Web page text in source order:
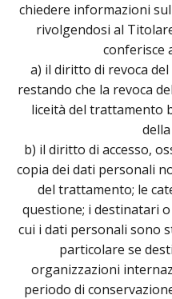
chiedere informazioni
rivolgendosi al
conferisce
a) il diritto di revoca
restando che la revoca
liceità del trattamento
b) il diritto di accesso,
copia dei dati personali
del trattamento; le
questione; i destinatari
cui i dati personali sono
particolare se
organizzazioni
periodo di